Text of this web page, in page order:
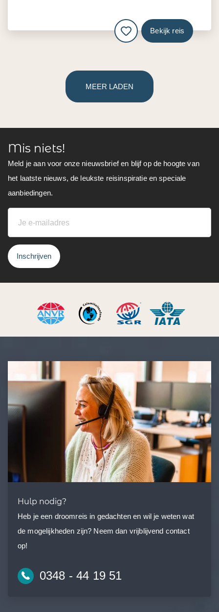
Bekijk reis
MEER LADEN
Mis niets!
Meld je aan voor onze nieuwsbrief en blijf op de hoogte van
het laatste nieuws, de leukste reisinspiratie en speciale
aanbiedingen.
Inschrijven
Hulp nodig?
Heb je een droomreis in gedachten en wil je weten wat
de mogelijkheden zijn? Neem dan vrijblijvend contact
op!
0348 - 44 19 51